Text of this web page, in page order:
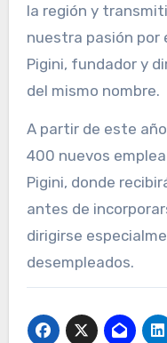
la región y
nuestra pasión por
Pigini, fundador y
del mismo nombre.
A partir de este
400 nuevos
Pigini, donde
antes de
dirigirse
desempleados.